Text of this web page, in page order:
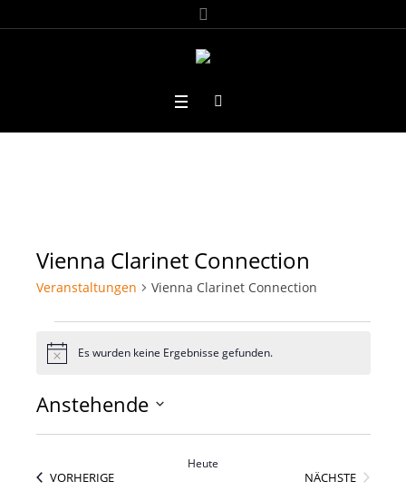
Vienna Clarinet Connection
Veranstaltungen Vienna Clarinet Connection
Veranstaltungen
HinweisEs wurden keine Ergebnisse gefunden.
Anstehende
VORHERIGEVERANSTALTUNGEN
Heute
NÄCHSTE